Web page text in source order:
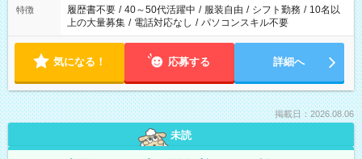
合は応募できません。
特徴 履歴書不要 / 40～50代活躍中 / 服装自由 / シフト勤務 / 10名以
上の大量募集 / 電話対応なし / パソコンスキル不要
気になる！ 応募する 詳細へ
掲載日：2026.08.06
未読